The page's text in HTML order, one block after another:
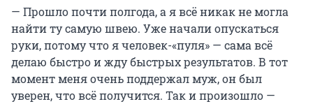
— Прошло почти полгода, а я всё никак не могла
найти ту самую швею. Уже начали опускаться
руки, потому что я человек-«пуля» — сама всё
делаю быстро и жду быстрых результатов. В тот
момент меня очень поддержал муж, он был
уверен, что всё получится. Так и произошло —